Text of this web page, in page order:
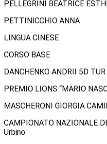
PELLEGRINI BEATRICE
PETTINICCHIO ANNA
LINGUA CINESE
CORSO BASE
DANCHENKO ANDRII 5D TUR
PREMIO LIONS “MARIO
MASCHERONI GIORGIA
CAMPIONATO NAZIONALE
Urbino